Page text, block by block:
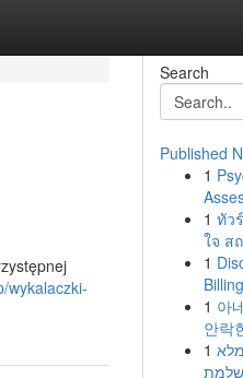
wykalaczki-
Search
Published
1
1 ทัว
ใจ ส
1
1 아
안락
1